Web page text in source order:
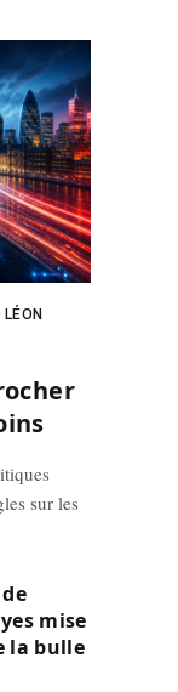
LÉON
sur les
mise
la bulle